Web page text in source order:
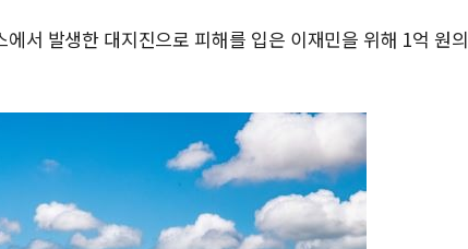
서 발생한 대지진으로 피해를 입은 이재민을 위해 1억 원의